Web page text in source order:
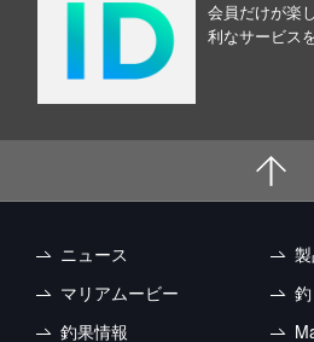
会員だけが楽
利なサービス
ニュース
マリアムービー
釣果情報